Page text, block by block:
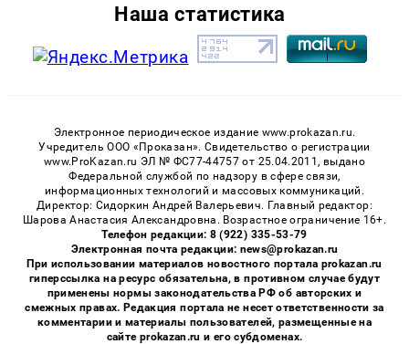
Наша статистика
Электронное периодическое издание www.prokazan.ru.
Учредитель ООО «Проказан». Cвидетельство о регистрации
www.ProKazan.ru ЭЛ № ФС77-44757 от 25.04.2011, выдано
Федеральной службой по надзору в сфере связи,
информационных технологий и массовых коммуникаций.
Директор: Сидоркин Андрей Валерьевич. Главный редактор:
Шарова Анастасия Александровна. Возрастное ограничение 16+.
Телефон редакции: 8 (922) 335-53-79
Электронная почта редакции: news@prokazan.ru
При использовании материалов новостного портала prokazan.ru
гиперссылка на ресурс обязательна, в противном случае будут
применены нормы законодательства РФ об авторских и
смежных правах. Редакция портала не несет ответственности за
комментарии и материалы пользователей, размещенные на
сайте prokazan.ru и его субдоменах.